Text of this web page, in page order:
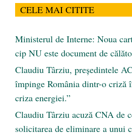
CELE MAI CITITE
Ministerul de Interne: Noua
cip NU este document de
Claudiu Târziu, președintele
împinge România dintr-o criză
criza energiei.”
Claudiu Târziu acuză CNA de
solicitarea de eliminare a unui